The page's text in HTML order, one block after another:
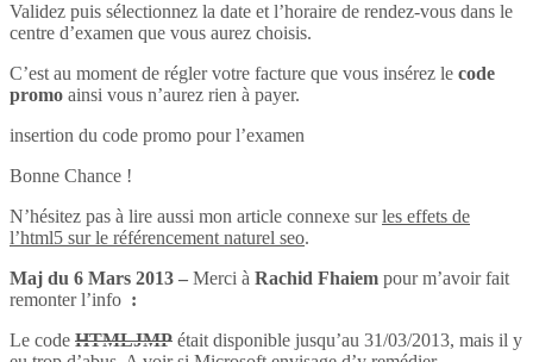
Validez puis sélectionnez la date et l’horaire de rendez-vous dans le
centre d’examen que vous aurez choisis.
C’est au moment de régler votre facture que vous insérez le code
promo ainsi vous n’aurez rien à payer.
insertion du code promo pour l’examen
Bonne Chance !
N’hésitez pas à lire aussi mon article connexe surles effets de
l’html5 sur le référencement naturel seo.
Maj du 6 Mars 2013 – Merci à Rachid Fhaiem pour m’avoir fait
remonter l’info :
Le code HTMLJMP était disponible jusqu’au 31/03/2013, mais il y